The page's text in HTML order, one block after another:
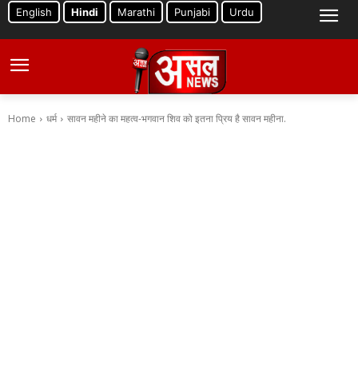
English Hindi Marathi Punjabi Urdu
Home धर्म सावन महीने का महत्व-भगवान शिव को इतना प्रिय है सावन महीना.